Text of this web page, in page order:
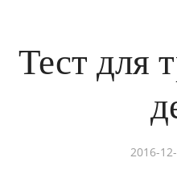
Тест для
2016-